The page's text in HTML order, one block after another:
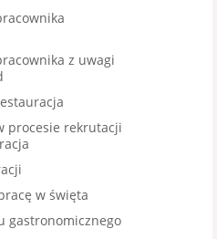
z uwagi
procesie rekrutacji
w święta
gastronomicznego